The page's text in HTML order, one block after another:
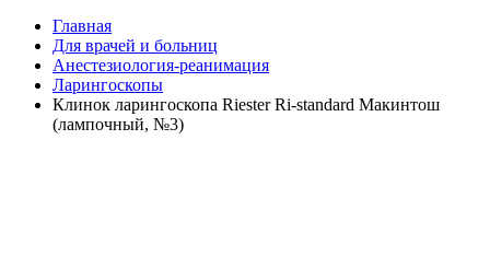
Главная
Для врачей и больниц
Анестезиология-реанимация
Ларингоскопы
Клинок ларингоскопа Riester Ri-standard Макинтош
(лампочный, №3)